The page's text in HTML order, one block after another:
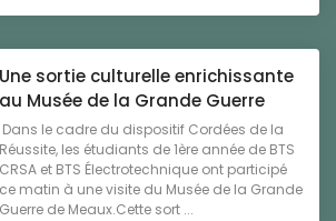
Une sortie culturelle enrichissante
au Musée de la Grande Guerre
Dans le cadre du dispositif Cordées de la
Réussite, les étudiants de 1ère année de BTS
CRSA et BTS Électrotechnique ont participé
ce matin à une visite du Musée de la Grande
Guerre de Meaux.Cette sort ...